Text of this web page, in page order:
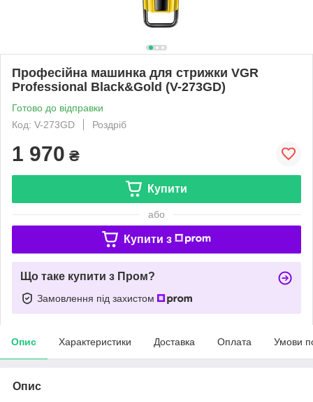
Професійна машинка для стрижки VGR
Professional Black&Gold (V-273GD)
Готово до відправки
Код: V-273GD
Роздріб
1 970 ₴
Купити
або
Купити з
Що таке купити з Пром?
Замовлення під захистом
Опис Характеристики Доставка Оплата Умови
Опис